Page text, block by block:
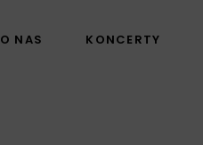
O NAS KONCERTY